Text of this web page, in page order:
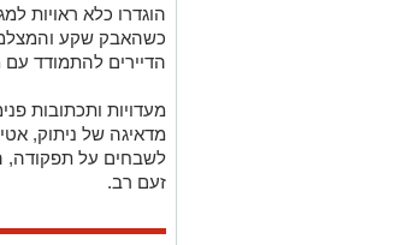
כשהאבק שקע
הדיירים להתמודד
מעדויות ותכתובות
מדאיגה של ניתוק,
לשבחים על תפקודה,
זעם רב.